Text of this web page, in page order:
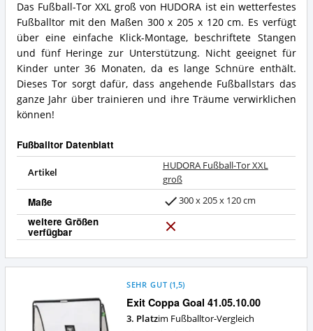
HUDORA
Fußball-
Tor
XXL
groß
Zusammenfassung:
Was
bietet
dieses
Das Fußball-Tor XXL groß von HUDORA ist ein wetterfestes
Fußballtor mit den Maßen 300 x 205 x 120 cm. Es verfügt
über eine einfache Klick-Montage, beschriftete Stangen
und fünf Heringe zur Unterstützung. Nicht geeignet für
Kinder unter 36 Monaten, da es lange Schnüre enthält.
Dieses Tor sorgt dafür, dass angehende Fußballstars das
ganze Jahr über trainieren und ihre Träume verwirklichen
können!
Fußballtor Datenblatt
Artikel
HUDORA Fußball-Tor XXL
groß
Maße 300 x 205 x 120 cm
weitere Größen
verfügbar
N
i
groß
Vorteile:
Was
spricht
für
dieses
Fußballtor?
Exit Coppa Goal 41.05.10.00
SEHR GUT (1,5)
3. Platzim Fußballtor-Vergleich